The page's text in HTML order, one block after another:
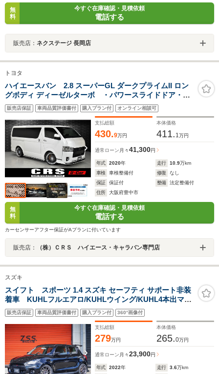
無
料
今すぐ在庫確認・見積依頼
電話する
販売店： ネクステージ 長岡店
トヨタ
ハイエースバン 2.8 スーパーGL ダークプライムII ロン
グボディ ディーゼルターボ ・パワースライドドア・デ
ジタルインナーミラー・パノラミックビューモニター・
ESSEX特注色スモークブラックホイール・KUHL
RACING フルエアロ シングルマフラー・11型ナビ・後
席モニター・pivotオートクルーズ
販売店保証 車両品質評価書付 購入プラン付 オンライン相談可
支払総額
430.9万円
本体価格
411. 1 万円
通常ローン 月々41,300円
年式 2020年 走行 10.9万km
車検
車検整備付 修復
なし
保証
保証付 整備
法定整備付
住所
大阪府豊中市
無
料
今すぐ在庫確認・見積依頼
電話する
カーセンサーアフター保証がAプランに付いています
販売店： （株）ＣＲＳ ハイエース・キャラバン専門店
スズキ
スイフト スポーツ 1.4 スズキ セーフティ サポート非装
着車 KUHLフルエアロ/KUHLウイング/KUHL4本出マフ
ラー/ENKEI PF09 ホイール/BLITZレーダー探知機/BLITZ
車高調/MONSTERドアハンドルプロテクター/ETC
販売店保証 車両品質評価書付 購入プラン付 360°画像付
支払総額
279万円
本体価格
265.0万円
通常ローン 月々23,900円
年式 2022年 走行 3.6万km